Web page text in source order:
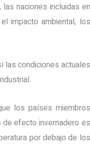
naciones incluidas en
impacto ambiental, los
las condiciones actuales
los países miembros
efecto invernadero es
por debajo de los